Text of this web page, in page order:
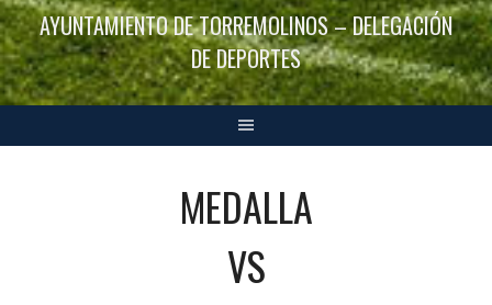
AYUNTAMIENTO DE TORREMOLINOS – DELEGACIÓN
DE DEPORTES
MEDALLA
VS